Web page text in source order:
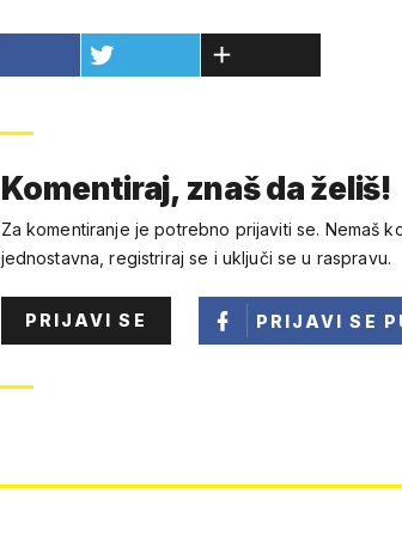
Komentiraj, znaš da želiš!
Za komentiranje je potrebno prijaviti se. Nemaš
jednostavna, registriraj se i uključi se u raspravu.
PRIJAVI SE PRIJAVI SE